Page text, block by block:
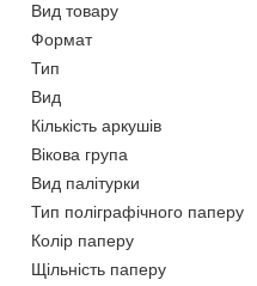
Вид товару
Формат
Тип
Вид
Кількість аркушів
Вікова група
Вид палітурки
Тип поліграфічного паперу
Колір паперу
Щільність паперу